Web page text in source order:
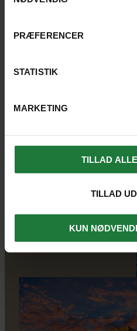
PRÆFERENCER
STATISTIK
MARKETING
TILLAD
TILLAD
KUN
HVORDAN
Vi har sammensat flere
giver det bedste og
naturligvis mulighed for
dine ønsker. Alligevel
Den kulturelle
Hvis du drømmer om at